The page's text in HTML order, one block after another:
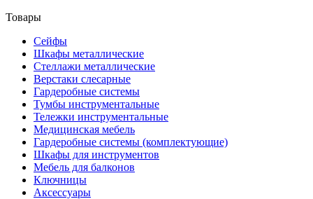
Товары
Сейфы
Шкафы металлические
Стеллажи металлические
Верстаки слесарные
Гардеробные системы
Тумбы инструментальные
Тележки инструментальные
Медицинская мебель
Гардеробные системы (комплектующие)
Шкафы для инструментов
Мебель для балконов
Ключницы
Аксессуары